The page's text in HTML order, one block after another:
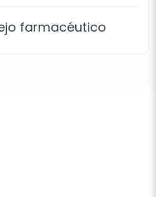
farmacéutico